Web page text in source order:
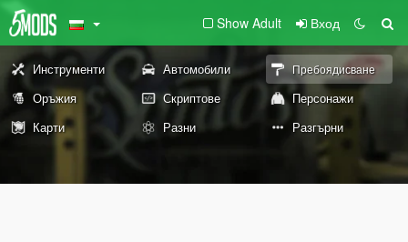
Show Adult Вход
Инструменти Автомобили Пребоядисване
Оръжия Скриптове
Персонажи
Карти
Разни Разгърни